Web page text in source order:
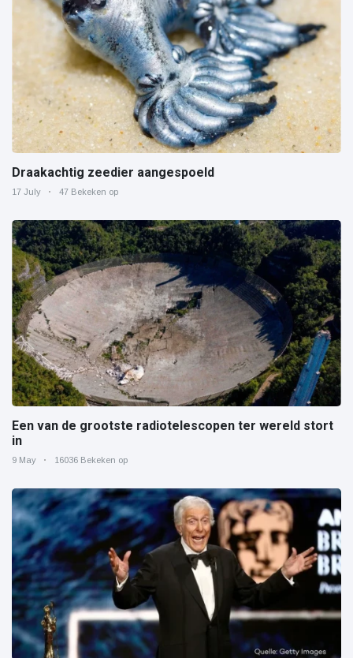
Draakachtig zeedier aangespoeld
17 July 47 Bekeken op
Een van de grootste radiotelescopen ter wereld stort
in
9 May 16036 Bekeken op